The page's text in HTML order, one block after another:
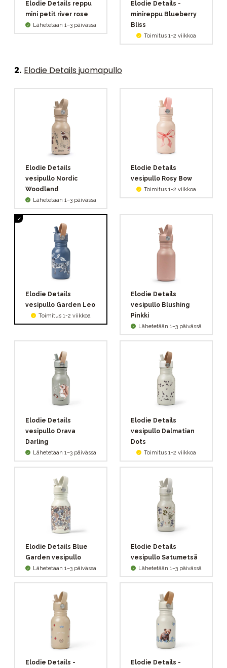
Elodie Details reppu
mini petit river rose
Lähetetään 1–3 päivässä
Elodie Details -
minireppu Blueberry
Bliss
Toimitus 1-2 viikkoa
2. Elodie Details juomapullo
Elodie Details
vesipullo Nordic
Woodland
Lähetetään 1–3 päivässä
Elodie Details
vesipullo Rosy Bow
Toimitus 1-2 viikkoa
Elodie Details
vesipullo Garden Leo
Toimitus 1-2 viikkoa
Elodie Details
vesipullo Blushing
Pinkki
Lähetetään 1–3 päivässä
Elodie Details
vesipullo Orava
Darling
Lähetetään 1–3 päivässä
Elodie Details
vesipullo Dalmatian
Dots
Toimitus 1-2 viikkoa
Elodie Details Blue
Garden vesipullo
Lähetetään 1–3 päivässä
Elodie Details
vesipullo Satumetsä
Lähetetään 1–3 päivässä
Elodie Details -
Elodie Details -